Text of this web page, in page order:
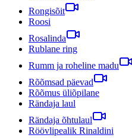
Rongisõit
Roosi
Rosalinda
Rublane ring
Rumm ja roheline madu
Rõõmsad päevad
Rõõmus üliõpilane
Rändaja laul
Rändaja õhtulaul
Röövlipealik Rinaldini